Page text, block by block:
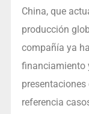
China, que
producción
compañía ya
financiamiento
referencia